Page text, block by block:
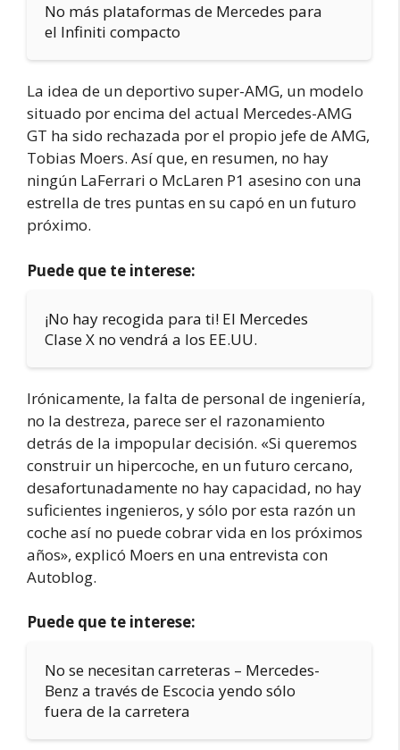
No más plataformas de Mercedes para
el Infiniti compacto
La idea de un deportivo super-AMG, un modelo
situado por encima del actual Mercedes-AMG
GT ha sido rechazada por el propio jefe de AMG,
Tobias Moers. Así que, en resumen, no hay
ningún LaFerrari o McLaren P1 asesino con una
estrella de tres puntas en su capó en un futuro
próximo.
Puede que te interese:
¡No hay recogida para ti! El Mercedes
Clase X no vendrá a los EE.UU.
Irónicamente, la falta de personal de ingeniería,
no la destreza, parece ser el razonamiento
detrás de la impopular decisión. «Si queremos
construir un hipercoche, en un futuro cercano,
desafortunadamente no hay capacidad, no hay
suficientes ingenieros, y sólo por esta razón un
coche así no puede cobrar vida en los próximos
años», explicó Moers en una entrevista con
Autoblog.
Puede que te interese:
No se necesitan carreteras – Mercedes-
Benz a través de Escocia yendo sólo
fuera de la carretera